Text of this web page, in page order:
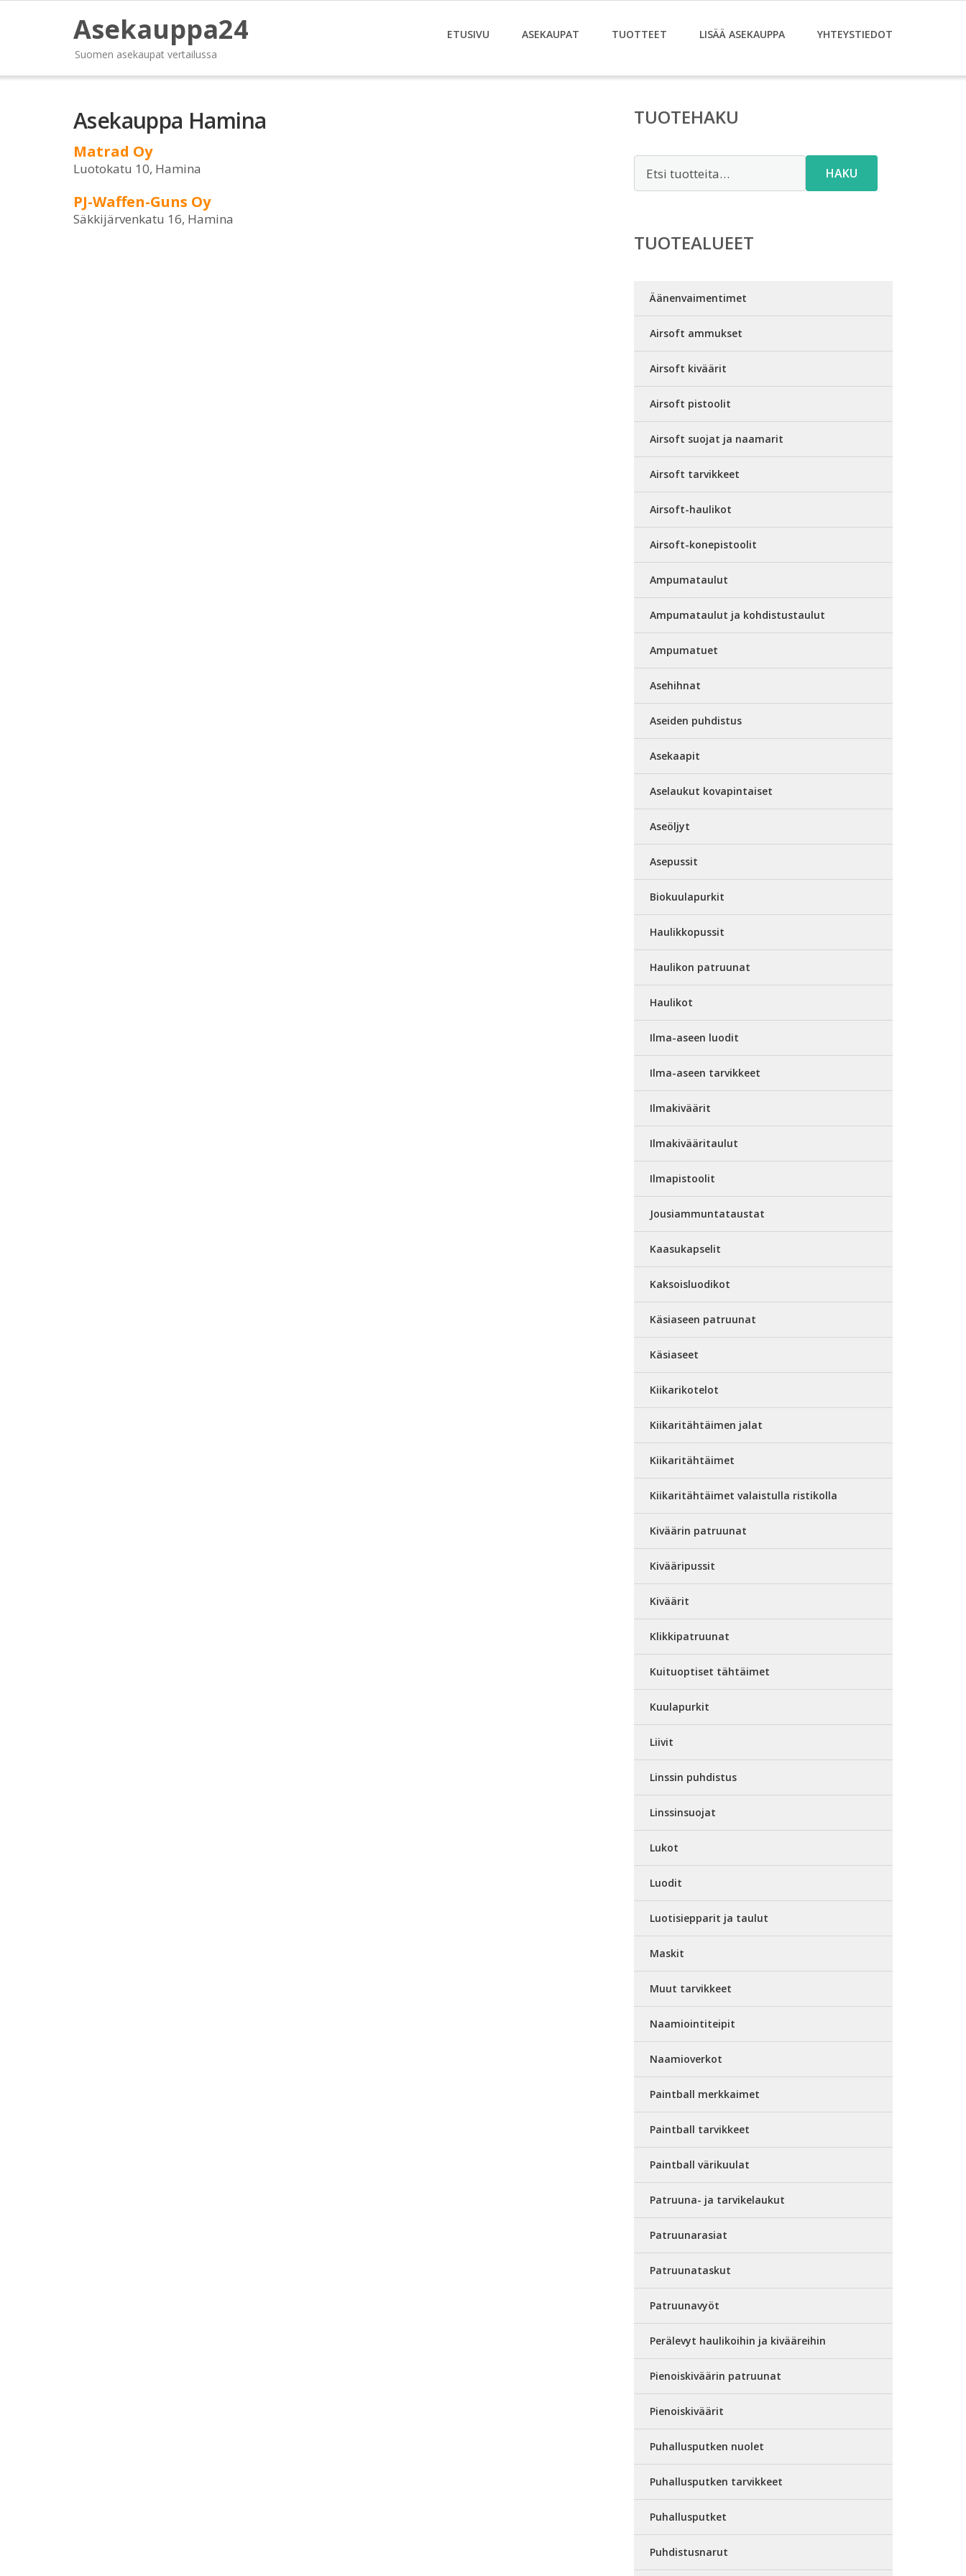
Asekauppa24
Suomen asekaupat vertailussa
ETUSIVU ASEKAUPAT TUOTTEET LISÄÄ ASEKAUPPA YHTEYSTIEDOT
Asekauppa Hamina
Matrad Oy
Luotokatu 10, Hamina
PJ-Waffen-Guns Oy
Säkkijärvenkatu 16, Hamina
TUOTEHAKU
HAKU
TUOTEALUEET
Äänenvaimentimet
Airsoft ammukset
Airsoft kiväärit
Airsoft pistoolit
Airsoft suojat ja naamarit
Airsoft tarvikkeet
Airsoft-haulikot
Airsoft-konepistoolit
Ampumataulut
Ampumataulut ja kohdistustaulut
Ampumatuet
Asehihnat
Aseiden puhdistus
Asekaapit
Aselaukut kovapintaiset
Aseöljyt
Asepussit
Biokuulapurkit
Haulikkopussit
Haulikon patruunat
Haulikot
Ilma-aseen luodit
Ilma-aseen tarvikkeet
Ilmakiväärit
Ilmakivääritaulut
Ilmapistoolit
Jousiammuntataustat
Kaasukapselit
Kaksoisluodikot
Käsiaseen patruunat
Käsiaseet
Kiikarikotelot
Kiikaritähtäimen jalat
Kiikaritähtäimet
Kiikaritähtäimet valaistulla ristikolla
Kiväärin patruunat
Kivääripussit
Kiväärit
Klikkipatruunat
Kuituoptiset tähtäimet
Kuulapurkit
Liivit
Linssin puhdistus
Linssinsuojat
Lukot
Luodit
Luotisiepparit ja taulut
Maskit
Muut tarvikkeet
Naamiointiteipit
Naamioverkot
Paintball merkkaimet
Paintball tarvikkeet
Paintball värikuulat
Patruuna- ja tarvikelaukut
Patruunarasiat
Patruunataskut
Patruunavyöt
Perälevyt haulikoihin ja kivääreihin
Pienoiskiväärin patruunat
Pienoiskiväärit
Puhallusputken nuolet
Puhallusputken tarvikkeet
Puhallusputket
Puhdistusnarut